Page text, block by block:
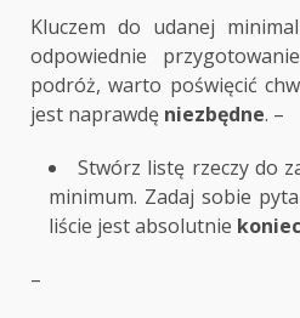
Kluczem do udanej
odpowiednie
podróż, warto poświęcić
jest naprawdę niezbędne. –
Stwórz listę rzeczy do
minimum. Zadaj sobie
liście jest absolutnie
–